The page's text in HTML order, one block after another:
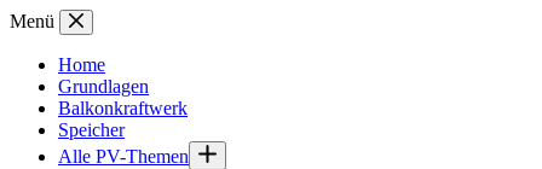
Zum
springen
Menü
Home
Grundlagen
Balkonkraftwerk
Speicher
Alle PV-Themen